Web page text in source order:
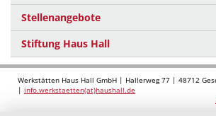
Stellenangebote
Stiftung Haus Hall
Werkstätten Haus Hall GmbH | Hallerweg 77 | 48712
| info.werkstaetten(at)haushall.de